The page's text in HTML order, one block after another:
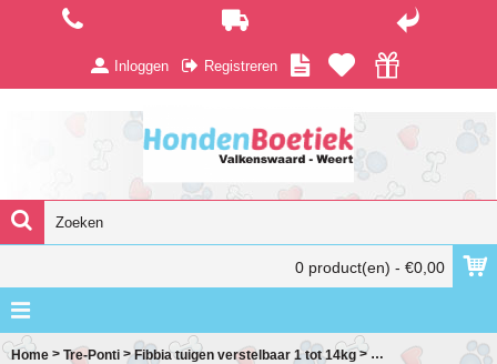
Inloggen Registreren
0 product(en) - €0,00
Home > Tre-Ponti >Fibbia tuigen verstelbaar 1 tot 14kg > Fibbia basic